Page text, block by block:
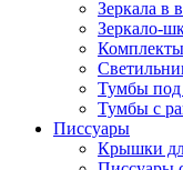
Зеркала в
Зеркало-
Тумбы под
Тумбы с
Писсуары
Крышки